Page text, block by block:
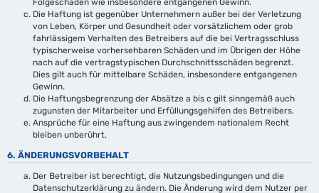
Folgeschäden wie insbesondere entgangenen Gewinn.
Die Haftung ist gegenüber Unternehmern außer bei der Verletzung
von Leben, Körper und Gesundheit oder vorsätzlichem oder grob
fahrlässigem Verhalten des Betreibers auf die bei Vertragsschluss
typischerweise vorhersehbaren Schäden und im Übrigen der Höhe
nach auf die vertragstypischen Durchschnittsschäden begrenzt.
Dies gilt auch für mittelbare Schäden, insbesondere entgangenen
Gewinn.
Die Haftungsbegrenzung der Absätze a bis c gilt sinngemäß auch
zugunsten der Mitarbeiter und Erfüllungsgehilfen des Betreibers.
Ansprüche für eine Haftung aus zwingendem nationalem Recht
bleiben unberührt.
6. ÄNDERUNGSVORBEHALT
Der Betreiber ist berechtigt, die Nutzungsbedingungen und die
Datenschutzerklärung zu ändern. Die Änderung wird dem Nutzer per